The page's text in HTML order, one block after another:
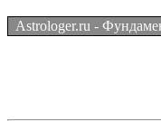
Astrologer.ru -